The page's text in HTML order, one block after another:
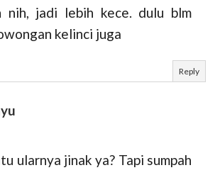
nih, jadi lebih kece. dulu blm
kelinci juga
Reply
ularnya jinak ya? Tapi sumpah